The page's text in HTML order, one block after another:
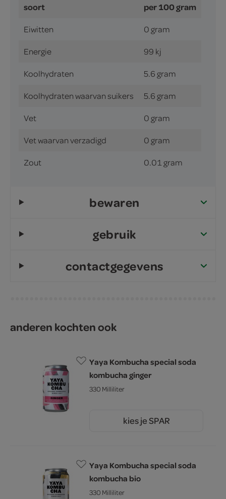
soort per 100 gram
Eiwitten 0 gram
Energie 99 kj
Koolhydraten 5.6 gram
Koolhydraten waarvan suikers 5.6 gram
Vet 0 gram
Vet waarvan verzadigd 0 gram
Zout 0.01 gram
bewaren
gebruik
contactgegevens
anderen kochten ook
Yaya Kombucha special soda
kombucha ginger
330 Milliliter
kies je SPAR
Yaya Kombucha special soda
kombucha bio
330 Milliliter